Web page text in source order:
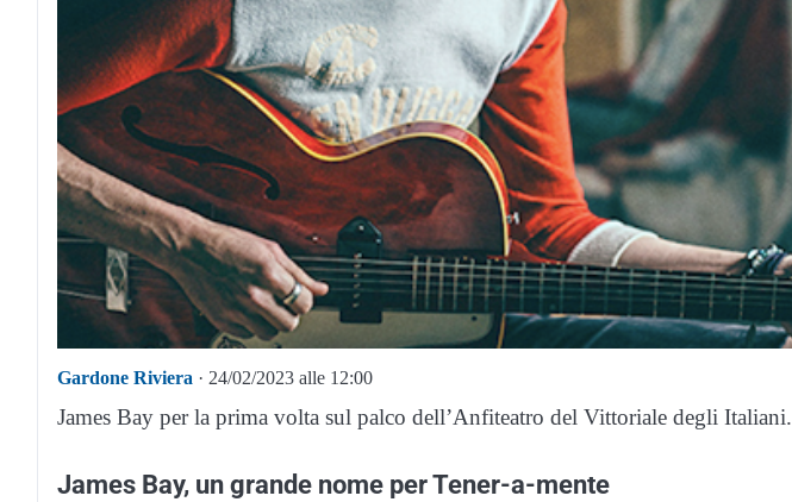
Gardone Riviera · 24/02/2023 alle 12:00
James Bay per la prima volta sul palco dell’Anfiteatro del Vittoriale degli Italiani.
James Bay, un grande nome per Tener-a-mente